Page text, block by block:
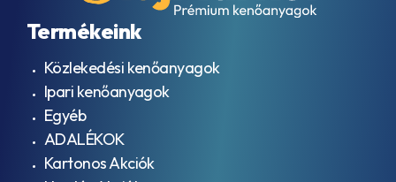
Termékeink
Közlekedési kenőanyagok
Ipari kenőanyagok
Egyéb
ADALÉKOK
Kartonos Akciók